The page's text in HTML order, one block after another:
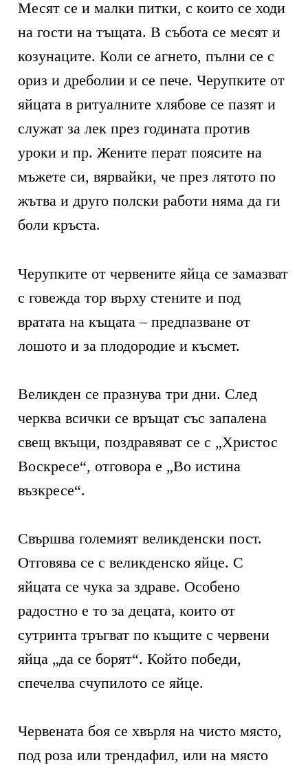
Месят се и малки питки, с които се ходи
на гости на тъщата. В събота се месят и
козунаците. Коли се агнето, пълни се с
ориз и дреболии и се пече. Черупките от
яйцата в ритуалните хлябове се пазят и
служат за лек през годината против
уроки и пр. Жените перат поясите на
мъжете си, вярвайки, че през лятото по
жътва и друго полски работи няма да ги
боли кръста.
Черупките от червените яйца се замазват
с говежда тор върху стените и под
вратата на къщата – предпазване от
лошото и за плодородие и късмет.
Великден се празнува три дни. След
черква всички се връщат със запалена
свещ вкъщи, поздравяват се с „Христос
Воскресе“, отговора е „Во истина
възкресе“.
Свършва големият великденски пост.
Отговява се с великденско яйце. С
яйцата се чука за здраве. Особено
радостно е то за децата, които от
сутринта тръгват по къщите с червени
яйца „да се борят“. Който победи,
спечелва счупилото се яйце.
Червената боя се хвърля на чисто място,
под роза или трендафил, или на място